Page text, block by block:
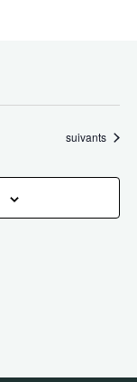
Évènements
suivants